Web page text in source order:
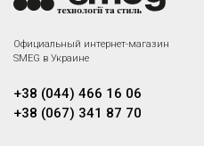
Smeg ET50
Аксессуары Стандартный,
Официальный интернет-магазин
SMEG в Украине
+38 (044) 466 16 06
+38 (067) 341 87 70